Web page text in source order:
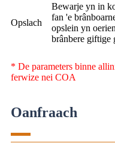
Opslach
Bewarje yn in
fan 'e
opslein yn
brânbere giftige
* De parameters binne
ferwize nei COA
Oanfraach